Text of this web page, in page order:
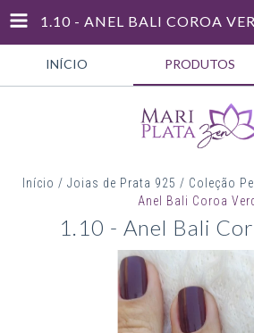
1.10 - ANEL BALI COROA
INÍCIO PRODUTOS
Início / Joias de Prata 925 / Coleção
Anel Bali Coroa
1.10 - Anel Bali